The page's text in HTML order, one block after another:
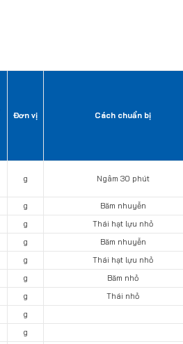
Đơn vị Cách chuẩn bị
g Ngâm 30 phút
g
Băm nhuyễn
g
Thái hạt lựu nhỏ
g
Băm nhuyễn
g
Thái hạt lựu nhỏ
g
Băm nhỏ
g
Thái nhỏ
g
g